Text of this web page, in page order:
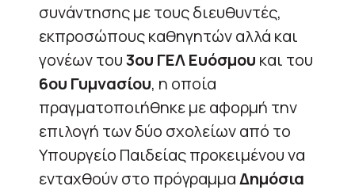
συνάντησης με τους διευθυντές,
εκπροσώπους καθηγητών αλλά και
γονέων του3ου ΓΕΛ Ευόσμου και του
6ου Γυμνασίου, η οποία
πραγματοποιήθηκε με αφορμή την
επιλογή των δύο σχολείων από το
Υπουργείο Παιδείας προκειμένου να
ενταχθούν στο πρόγραμμαΔημόσια